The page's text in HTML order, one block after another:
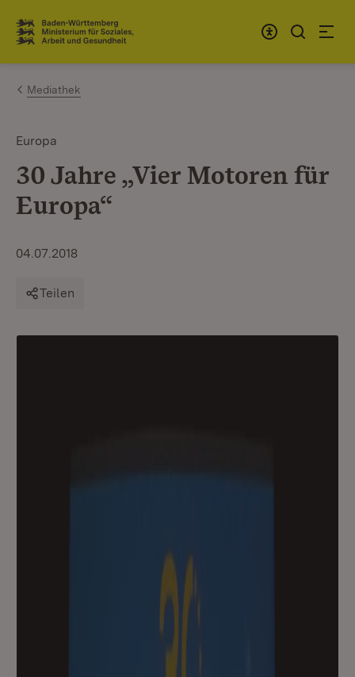
Zum Inhalt springen
Link zur Startseite
Mediathek
Europa
30 Jahre „Vier Motoren für
Europa“
04.07.2018
Teilen